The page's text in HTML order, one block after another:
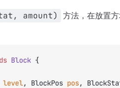
amount)
方法，在放置
Block {
level, BlockPos pos,